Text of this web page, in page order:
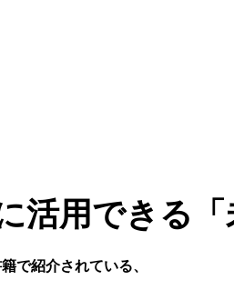
活用できる
で紹介されている、